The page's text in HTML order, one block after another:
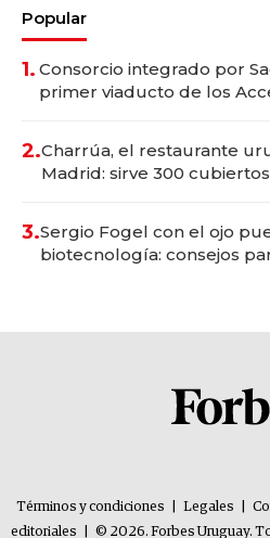
Popular
1. Consorcio integrado por
primer viaducto de los
2.Charrúa, el restaurante
Madrid: sirve 300
3.Sergio Fogel con el ojo
biotecnología: consejos
Términos y condiciones Legales
editoriales
© 2026. Forbes Uruguay.